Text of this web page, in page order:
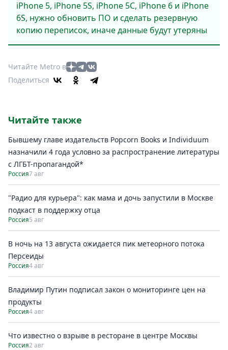
iPhone 5, iPhone 5S, iPhone 5C, iPhone 6 и iPhone
6S, нужно обновить ПО и сделать резервную
копию переписок, иначе данные будут утеряны
Читайте Metro в
Поделиться
Читайте также
Бывшему главе издательств Popcorn Books и Individuum
назначили 4 года условно за распространение литературы
с ЛГБТ-пропагандой*
Россия7 авг
"Радио для курьера": как мама и дочь запустили в Москве
подкаст в поддержку отца
Россия5 авг
В ночь на 13 августа ожидается пик метеорного потока
Персеиды
Россия4 авг
Владимир Путин подписал закон о мониторинге цен на
продукты
Россия4 авг
Что известно о взрыве в ресторане в центре Москвы
Россия2 авг